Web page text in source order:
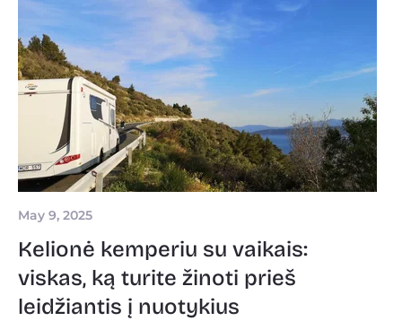
May 9, 2025
Kelionė kemperiu su vaikais:
viskas, ką turite žinoti prieš
leidžiantis į nuotykius